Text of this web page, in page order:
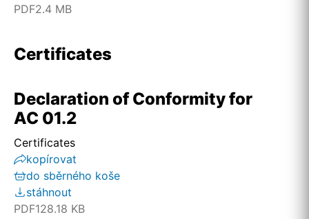
PDF2.4 MB
Certificates
Declaration of Conformity for
AC 01.2
Certificates
kopírovat
do sběrného koše
stáhnout
PDF128.18 KB